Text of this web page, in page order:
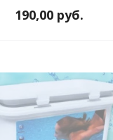
190,00 руб.